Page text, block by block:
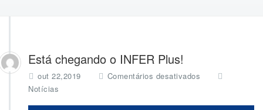
Está chegando o INFER Plus!
out 22,2019 Comentários desativados
Notícias